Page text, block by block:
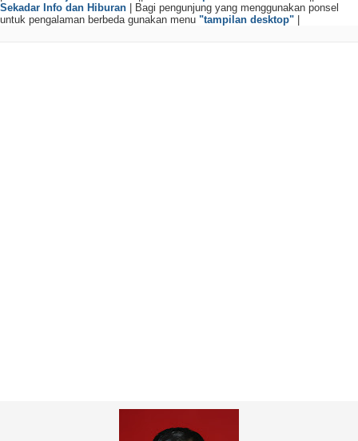
Sekadar Info dan Hiburan | Bagi pengunjung yang menggunakan ponsel
untuk pengalaman berbeda gunakan menu "tampilan desktop" |